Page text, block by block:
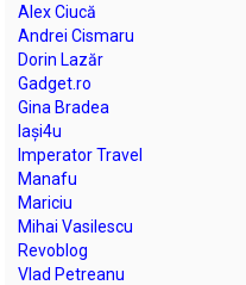
Alex Ciucă
Andrei Cismaru
Dorin Lazăr
Gadget.ro
Gina Bradea
Iași4u
Imperator Travel
Manafu
Mariciu
Mihai Vasilescu
Revoblog
Vlad Petreanu